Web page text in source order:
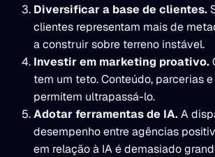
Diversificar a base de clientes.
clientes representam mais de
a construir sobre terreno instável.
Investir em marketing proativo.
tem um teto. Conteúdo, parcerias
permitem ultrapassá-lo.
Adotar ferramentas de IA.A
desempenho entre agências
em relação à IA é demasiado